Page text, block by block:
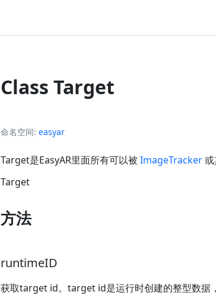
Class Target
命名空间 easyar
Target是EasyAR里面所有可以被 ImageTracker或
Target
方法
runtimeID
获取target id。target id是运行时创建的整型数据